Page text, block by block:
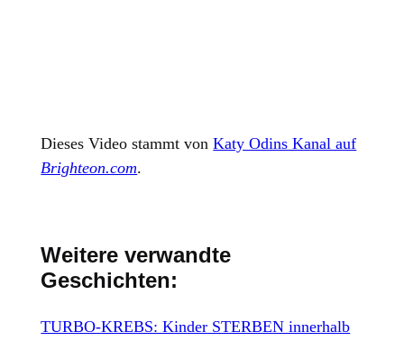
Dieses Video stammt vonKaty Odins Kanal auf
Brighteon.com.
Weitere verwandte
Geschichten:
TURBO-KREBS: Kinder STERBEN innerhalb